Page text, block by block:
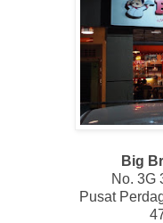
Big
No. 3G
Pusat